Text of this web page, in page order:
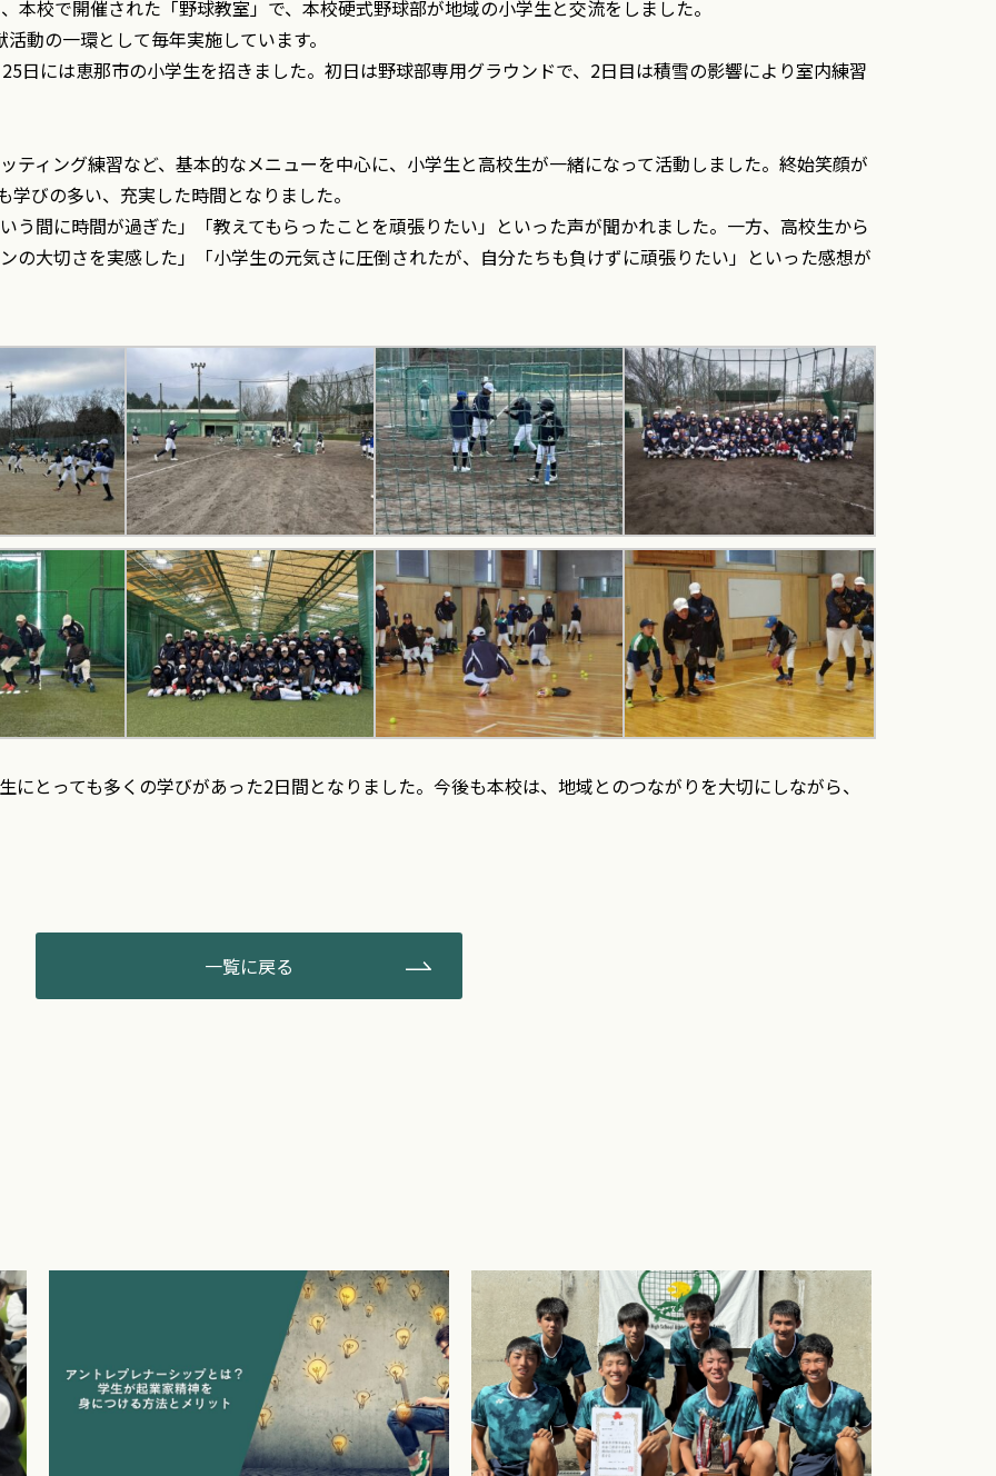
本校で開催された「野球教室」で、 本校硬式野球部が地域の小学生と交流をしました。
活動の一環として毎年実施しています。
25日には恵那市の小学生を招きました。 初日は野球部専用グラウンドで、 2日目は積雪の影響により室内練習
ティング練習など、基本的なメニューを中心に、小学生と高校生が一緒になって活動しました。終始笑顔が
びの多い、充実した時間となりました。
う間に時間が過ぎた」「教えてもらったことを頑張りたい」といった声が聞かれました。一方、高校生から
の大切さを実感した」「小学生の元気さに圧倒されたが、自分たちも負けずに頑張りたい」といった感想が
とっても多くの学びがあった2日間となりました。今後も本校は、地域とのつながりを大切にしながら、
一覧に戻る